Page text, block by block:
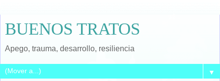
BUENOS TRATOS
Apego, trauma, desarrollo, resiliencia
▼